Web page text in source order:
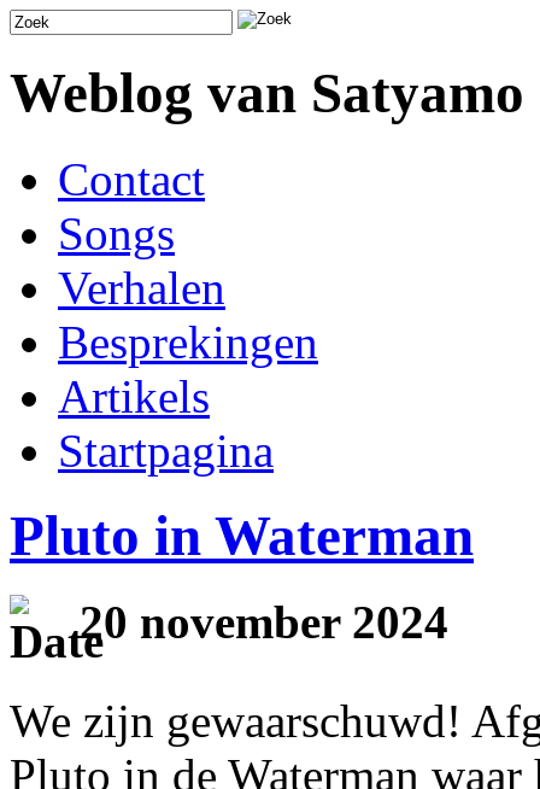
Weblog van Satyamo
Contact
Songs
Verhalen
Besprekingen
Artikels
Startpagina
Pluto in Waterman
20 november 2024
We zijn gewaarschuwd!
Pluto in de Waterman